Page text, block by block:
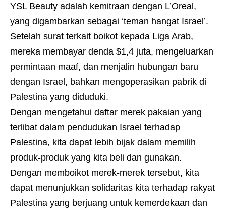
YSL Beauty adalah kemitraan dengan L’Oreal,
yang digambarkan sebagai ‘teman hangat Israel’.
Setelah surat terkait boikot kepada Liga Arab,
mereka membayar denda $1,4 juta, mengeluarkan
permintaan maaf, dan menjalin hubungan baru
dengan Israel, bahkan mengoperasikan pabrik di
Palestina yang diduduki.
Dengan mengetahui daftar merek pakaian yang
terlibat dalam pendudukan Israel terhadap
Palestina, kita dapat lebih bijak dalam memilih
produk-produk yang kita beli dan gunakan.
Dengan memboikot merek-merek tersebut, kita
dapat menunjukkan solidaritas kita terhadap rakyat
Palestina yang berjuang untuk kemerdekaan dan